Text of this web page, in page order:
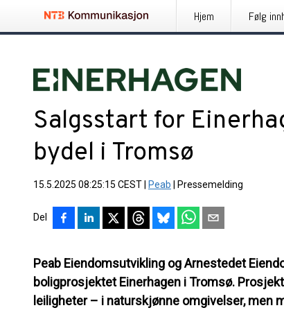
Hjem Følg
Salgsstart for
bydel i Tromsø
15.5.2025 08:25:15 CEST Peab Pressemelding
Del
Peab Eiendomsutvikling og Arnestedet
boligprosjektet Einerhagen i Tromsø.
leiligheter – i naturskjønne omgivelser, men